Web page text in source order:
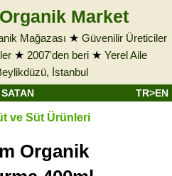
Market
Mağazası ★ Güvenilir Üreticiler
★ 2007'den beri★ Yerel Aile
İstanbul
TR>EN
ve Süt Ürünleri
Organik